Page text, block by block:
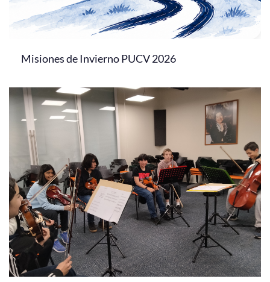
Misiones de Invierno PUCV 2026